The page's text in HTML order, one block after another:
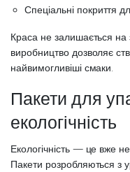
Спеціальні покриття
Краса не залишається
виробництво дозволяє
найвимогливіші смаки.
Пакети для
екологічність
Екологічність — це вже
Пакети розробляються з